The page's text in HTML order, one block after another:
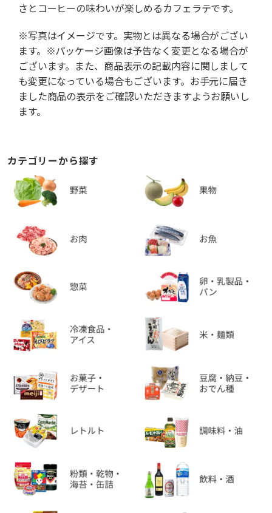
さとコーヒーの味わいが楽しめるカフェラテです。
※写真はイメージです。実物とは異なる場合がござい
ます。※パッケージ画像は予告なく変更となる場合が
ございます。また、商品表示の記載内容に関しまして
も変更になっている場合もございます。お手元に届き
ました商品の表示をご確認いただきますようお願いし
ます。
カテゴリーから探す